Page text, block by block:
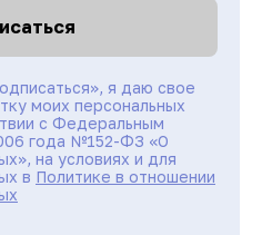
я даю свое
моих персональных
с Федеральным
года №152-ФЗ «О
на условиях и для
в Политике в отношении